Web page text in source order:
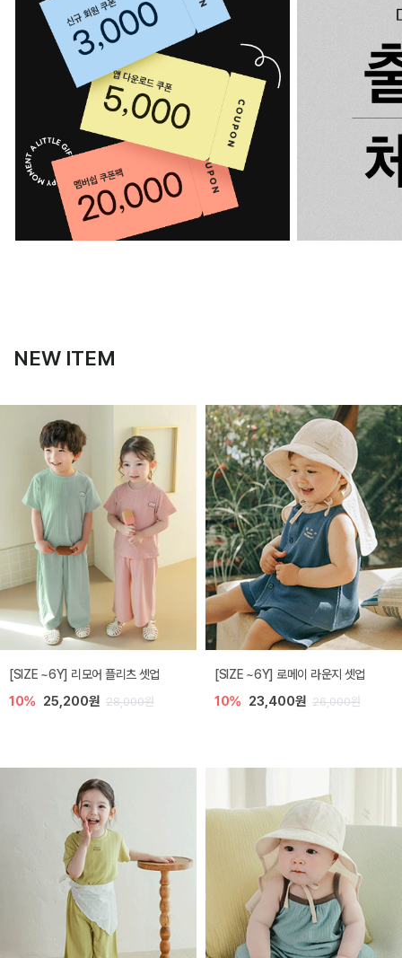
NEW ITEM
[SIZE ~6Y] 리모어 플리츠 셋업
10% 25,200원 28,000원
[SIZE ~6Y] 로메이 라운지 셋업
10% 23,400원 26,000원